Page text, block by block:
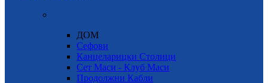
ДОМ
Сефови
Канцеларицки Столици
Сет Маси - Клуб Маси
Продолжни Кабли